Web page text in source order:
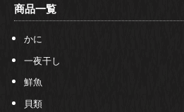
商品一覧
かに
一夜干し
鮮魚
貝類